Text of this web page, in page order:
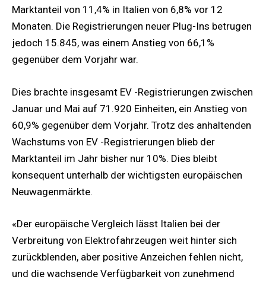
Marktanteil von 11,4% in Italien von 6,8% vor 12
Monaten. Die Registrierungen neuer Plug-Ins betrugen
jedoch 15.845, was einem Anstieg von 66,1%
gegenüber dem Vorjahr war.
Dies brachte insgesamt EV -Registrierungen zwischen
Januar und Mai auf 71.920 Einheiten, ein Anstieg von
60,9% gegenüber dem Vorjahr. Trotz des anhaltenden
Wachstums von EV -Registrierungen blieb der
Marktanteil im Jahr bisher nur 10%. Dies bleibt
konsequent unterhalb der wichtigsten europäischen
Neuwagenmärkte.
«Der europäische Vergleich lässt Italien bei der
Verbreitung von Elektrofahrzeugen weit hinter sich
zurückblenden, aber positive Anzeichen fehlen nicht,
und die wachsende Verfügbarkeit von zunehmend